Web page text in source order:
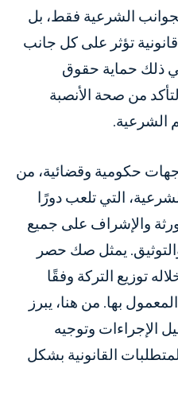
الشرعية فقط، بل
تؤثر على كل جانب
ذلك حماية حقوق
من صحة الأنصبة
الشرعية.
حكومية وقضائية، من
التي تلعب دورًا
والإشراف على جميع
والتوثيق. يمثل صك حصر
توزيع التركة وفقًا
بها. من هنا، يبرز
الإجراءات وتوجيه
القانونية بشكل